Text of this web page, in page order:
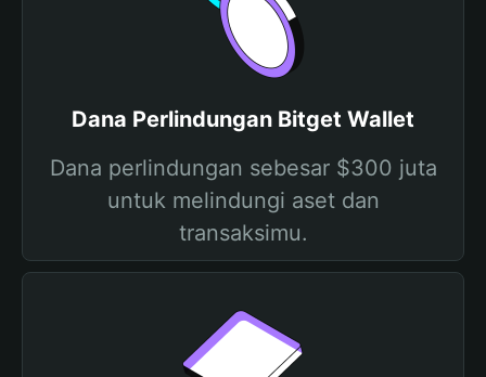
Dana Perlindungan Bitget Wallet
Dana perlindungan sebesar $300 juta
untuk melindungi aset dan
transaksimu.